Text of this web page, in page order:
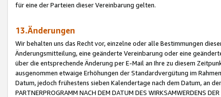
für eine der Parteien dieser Vereinbarung gelten.
13.Änderungen
Wir behalten uns das Recht vor, einzelne oder alle Bestimmungen
Änderungsmitteilung, eine geänderte Vereinbarung oder eine
über die entsprechende Änderung per E-Mail an Ihre zu diesem
ausgenommen etwaige Erhöhungen der Standardvergütung im
Datum, jedoch frühestens sieben Kalendertage nach dem Datum, an
PARTNERPROGRAMM NACH DEM DATUM DES WIRKSAMWERDENS